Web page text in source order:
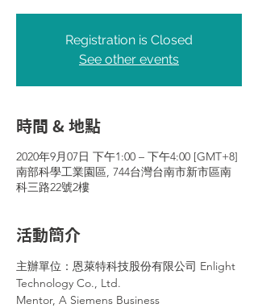
Registration is Closed
See other events
時間 & 地點
2020年9月07日 下午1:00 – 下午4:00 [GMT+8]
南部科學工業園區, 744台灣台南市新市區南
科三路22號2樓
活動簡介
主辦單位：恩萊特科技股份有限公司 Enlight
Technology Co., Ltd.
Mentor, A Siemens Business